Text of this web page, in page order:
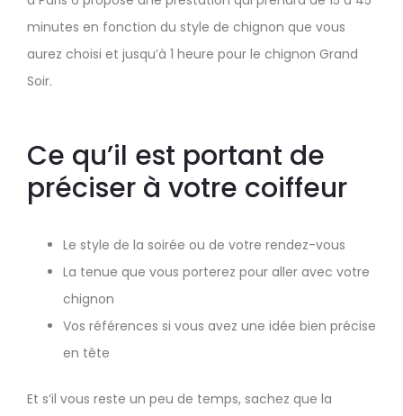
minutes en fonction du style de chignon que vous
aurez choisi et jusqu’à 1 heure pour le chignon Grand
Soir.
Ce qu’il est portant de
préciser à votre coiffeur
Le style de la soirée ou de votre rendez-vous
La tenue que vous porterez pour aller avec votre
chignon
Vos références si vous avez une idée bien précise
en tête
Et s’il vous reste un peu de temps, sachez que la